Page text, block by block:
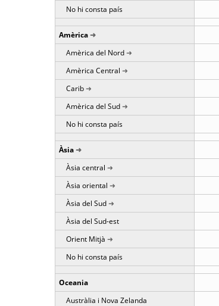
No hi consta país
Amèrica
Amèrica del Nord
Amèrica Central
Carib
Amèrica del Sud
No hi consta país
Àsia
Àsia central
Àsia oriental
Àsia del Sud
Àsia del Sud-est
Orient Mitjà
No hi consta país
Oceania
Austràlia i Nova Zelanda